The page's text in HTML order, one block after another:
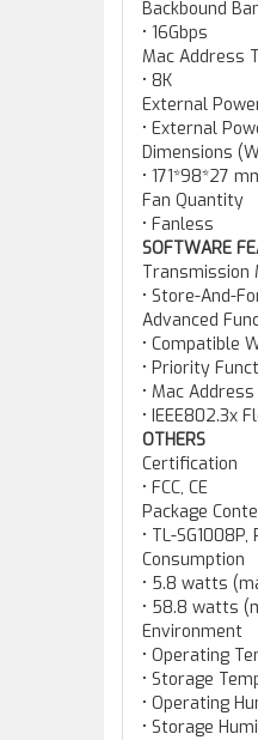
Backbound
• 16Gbps
Mac Address
• 8K
External
• External
Dimensions
• 171*98*27
Fan Quantity
• Fanless
SOFTWARE
Transmission
• Store-And-
Advanced
• Compatible
• Priority
• Mac
• IEEE802.3x
OTHERS
Certification
• FCC, CE
Package
• TL-
Consumption
• 5.8 watts
• 58.8 watts
Environment
• Operating
• Storage
• Operating
• Storage